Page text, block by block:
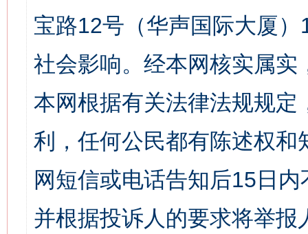
宝路12号（华声国际大厦
社会影响。经本网核实属
本网根据有关法律法规规
利，任何公民都有陈述权
网短信或电话告知后15日
并根据投诉人的要求将举